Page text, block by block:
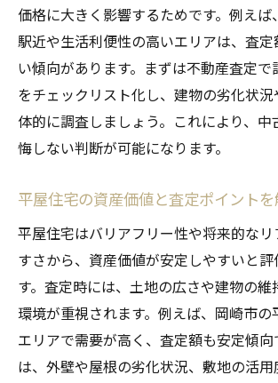
価格に大きく影響するためです。例えば
駅近や生活利便性の高いエリアは、査
い傾向があります。まずは不動産査定で
をチェックリスト化し、建物の劣化状
体的に調査しましょう。これにより、
悔しない判断が可能になります。
平屋住宅の資産価値と査定ポイント
平屋住宅はバリアフリー性や将来的な
すさから、資産価値が安定しやすいと評
す。査定時には、土地の広さや建物の維
環境が重視されます。例えば、岡崎市
エリアで需要が高く、査定額も安定傾向
は、外壁や屋根の劣化状況、敷地の活